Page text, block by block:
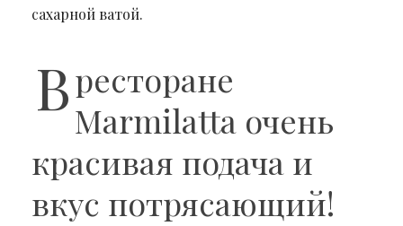
сахарной ватой.
Вресторане
Marmilatta очень
красивая подача и
вкус потрясающий!